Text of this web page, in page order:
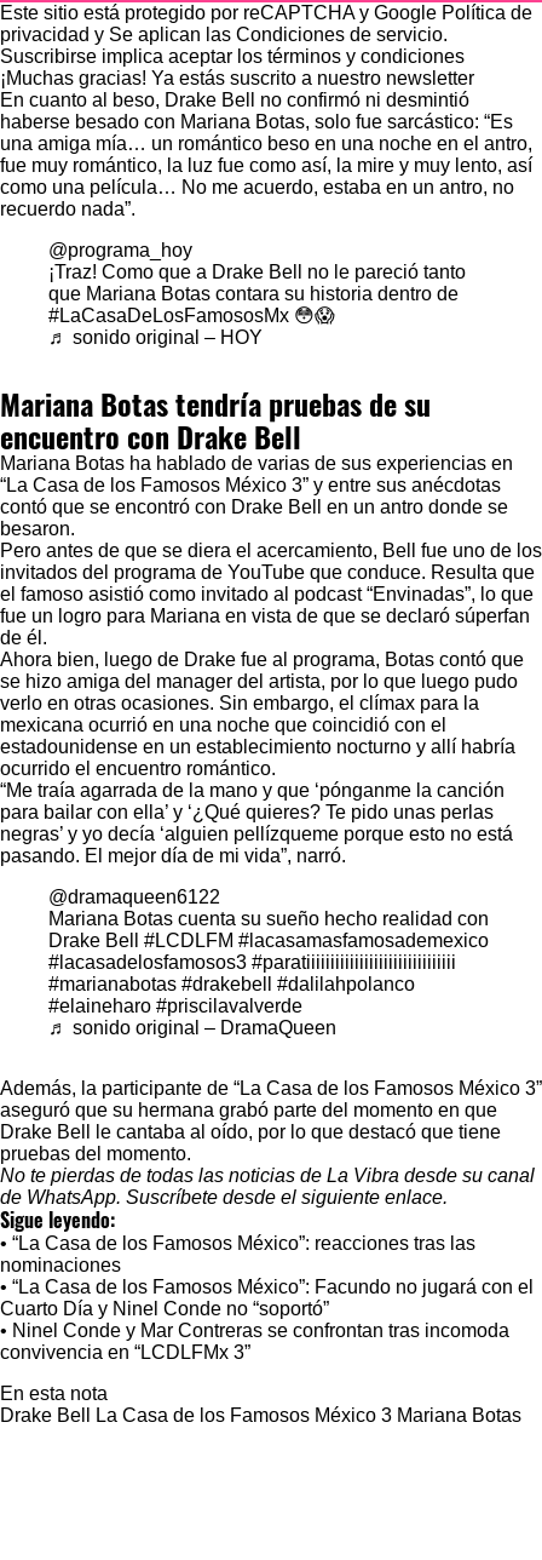
Este sitio está protegido por reCAPTCHA y Google Política de
privacidad y Se aplican las Condiciones de servicio.
Suscribirse implica aceptar los términos y condiciones
¡Muchas gracias! Ya estás suscrito a nuestro newsletter
En cuanto al beso, Drake Bell no confirmó ni desmintió
haberse besado con Mariana Botas, solo fue sarcástico: “Es
una amiga mía… un romántico beso en una noche en el antro,
fue muy romántico, la luz fue como así, la mire y muy lento, así
como una película… No me acuerdo, estaba en un antro, no
recuerdo nada”.
@programa_hoy
¡Traz! Como que a Drake Bell no le pareció tanto
que Mariana Botas contara su historia dentro de
#LaCasaDeLosFamososMx 😳😱
♬ sonido original – HOY
Mariana Botas tendría pruebas de su
encuentro con Drake Bell
Mariana Botas ha hablado de varias de sus experiencias en
“La Casa de los Famosos México 3” y entre sus anécdotas
contó que se encontró con Drake Bell en un antro donde se
besaron.
Pero antes de que se diera el acercamiento, Bell fue uno de los
invitados del programa de YouTube que conduce. Resulta que
el famoso asistió como invitado al podcast “Envinadas”, lo que
fue un logro para Mariana en vista de que se declaró súperfan
de él.
Ahora bien, luego de Drake fue al programa, Botas contó que
se hizo amiga del manager del artista, por lo que luego pudo
verlo en otras ocasiones. Sin embargo, el clímax para la
mexicana ocurrió en una noche que coincidió con el
estadounidense en un establecimiento nocturno y allí habría
ocurrido el encuentro romántico.
“Me traía agarrada de la mano y que ‘pónganme la canción
para bailar con ella’ y ‘¿Qué quieres? Te pido unas perlas
negras’ y yo decía ‘alguien pellízqueme porque esto no está
pasando. El mejor día de mi vida”, narró.
@dramaqueen6122
Mariana Botas cuenta su sueño hecho realidad con
Drake Bell #LCDLFM #lacasamasfamosademexico
#lacasadelosfamosos3 #paratiiiiiiiiiiiiiiiiiiiiiiiiiiiiiii
#marianabotas #drakebell
#dalilahpolanco
#elaineharo #priscilavalverde
♬ sonido original – DramaQueen
Además, la participante de “La Casa de los Famosos México 3”
aseguró que su hermana grabó parte del momento en que
Drake Bell le cantaba al oído, por lo que destacó que tiene
pruebas del momento.
No te pierdas de todas las noticias de La Vibra desde su canal
de WhatsApp. Suscríbete desde el siguiente enlace.
Sigue leyendo:
• “La Casa de los Famosos México”: reacciones tras las
nominaciones
• “La Casa de los Famosos México”: Facundo no jugará con el
Cuarto Día y Ninel Conde no “soportó”
• Ninel Conde y Mar Contreras se confrontan tras incomoda
convivencia en “LCDLFMx 3”
En esta nota
Drake Bell
La Casa de los Famosos México 3 Mariana Botas